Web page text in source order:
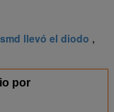
llevó el diodo ,
por